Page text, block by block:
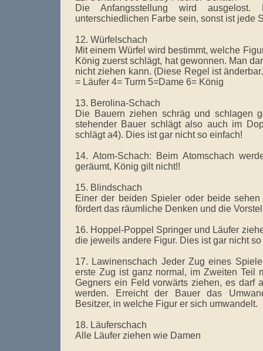
Die Anfangsstellung wird
unterschiedlichen Farbe sein, sonst ist jede
12. Würfelschach
Mit einem Würfel wird bestimmt, welche
König zuerst schlägt, hat gewonnen. Man
nicht ziehen kann. (Diese Regel ist
= Läufer 4= Turm 5=Dame 6= König
13. Berolina-Schach
Die Bauern ziehen schräg und schlagen
stehender Bauer schlägt also auch im
schlägt a4). Dies ist gar nicht so einfach!
14. Atom-Schach: Beim Atomschach
geräumt, König gilt nicht!!
15. Blindschach
Einer der beiden Spieler oder beide
fördert das räumliche Denken und die
16. Hoppel-Poppel Springer und Läufer
die jeweils andere Figur. Dies ist gar nicht
17. Lawinenschach Jeder Zug eines
erste Zug ist ganz normal, im Zweiten Teil
Gegners ein Feld vorwärts ziehen, es darf
werden. Erreicht der Bauer das
Besitzer, in welche Figur er sich umwandelt.
18. Läuferschach
Alle Läufer ziehen wie Damen